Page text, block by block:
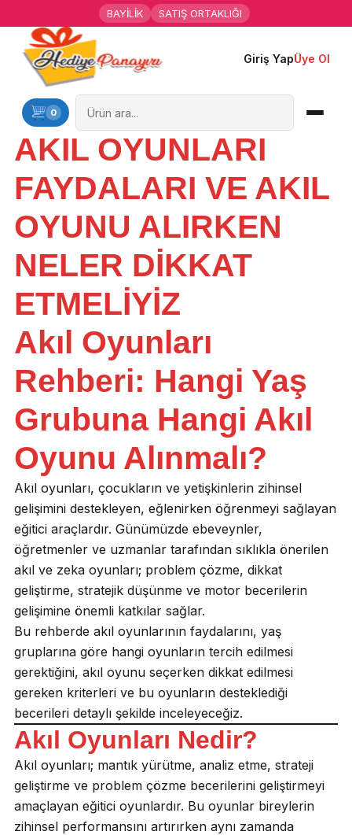
BAYİLİK SATIŞ ORTAKLIĞI
Giriş YapÜye Ol
0
Ana Sayfa
Kişiye Özel Hediyeler
Hediyen Kime
Mesleklere Özel Hediyeler
Özel Günler
Öğrenci Motivasyon Hediyeleri
Yaka Rozeti
Farklı Hediyeler
AKIL OYUNLARI
FAYDALARI VE AKIL
OYUNU ALIRKEN
NELER DİKKAT
ETMELİYİZ
Akıl Oyunları
Rehberi: Hangi Yaş
Grubuna Hangi Akıl
Oyunu Alınmalı?
Akıl oyunları, çocukların ve yetişkinlerin zihinsel
gelişimini destekleyen, eğlenirken öğrenmeyi sağlayan
eğitici araçlardır. Günümüzde ebeveynler,
öğretmenler ve uzmanlar tarafından sıklıkla önerilen
akıl ve zeka oyunları; problem çözme, dikkat
geliştirme, stratejik düşünme ve motor becerilerin
gelişimine önemli katkılar sağlar.
Bu rehberde akıl oyunlarının faydalarını, yaş
gruplarına göre hangi oyunların tercih edilmesi
gerektiğini, akıl oyunu seçerken dikkat edilmesi
gereken kriterleri ve bu oyunların desteklediği
becerileri detaylı şekilde inceleyeceğiz.
Akıl Oyunları Nedir?
Akıl oyunları; mantık yürütme, analiz etme, strateji
geliştirme ve problem çözme becerilerini geliştirmeyi
amaçlayan eğitici oyunlardır. Bu oyunlar bireylerin
zihinsel performansını artırırken aynı zamanda